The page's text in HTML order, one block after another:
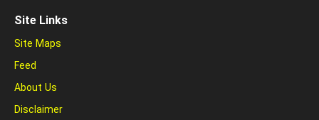
Site Links
Site Maps
Feed
About Us
Disclaimer